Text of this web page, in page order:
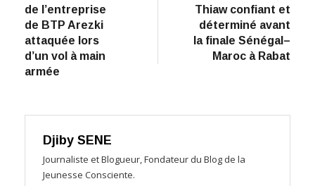
l’article
de l’entreprise
de BTP Arezki
attaquée lors
d’un vol à main
armée
Thiaw confiant et
déterminé avant
la finale Sénégal–
Maroc à Rabat
Djiby SENE
Journaliste et Blogueur, Fondateur du Blog de la
Jeunesse Consciente.